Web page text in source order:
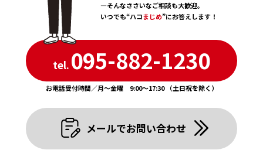
―そんなささいなご相談も大歓迎。
いつでも“ハコまじめ”にお答えします！
tel. 095-882-1230
お電話受付時間／月〜金曜 9:00〜17:30 （土日祝を除く）
メールでお問い合わせ